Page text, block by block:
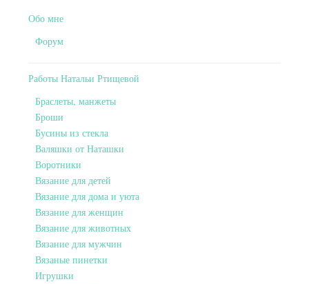
Обо мне
Форум
Работы Натальи Ртищевой
Браслеты, манжеты
Броши
Бусины из стекла
Валяшки от Наташки
Воротники
Вязание для детей
Вязание для дома и уюта
Вязание для женщин
Вязание для животных
Вязание для мужчин
Вязаные пинетки
Игрушки